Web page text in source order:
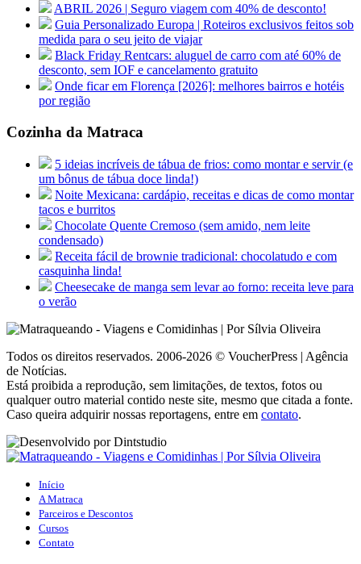
ABRIL 2026 | Seguro viagem com 40% de desconto!
Guia Personalizado Europa | Roteiros exclusivos feitos sob
medida para o seu jeito de viajar
Black Friday Rentcars: aluguel de carro com até 60% de
desconto, sem IOF e cancelamento gratuito
Onde ficar em Florença [2026]: melhores bairros e hotéis
por região
Cozinha da Matraca
5 ideias incríveis de tábua de frios: como montar e servir (e
um bônus de tábua doce linda!)
Noite Mexicana: cardápio, receitas e dicas de como montar
tacos e burritos
Chocolate Quente Cremoso (sem amido, nem leite
condensado)
Receita fácil de brownie tradicional: chocolatudo e com
casquinha linda!
Cheesecake de manga sem levar ao forno: receita leve para
o verão
Todos os direitos reservados. 2006-2026 © VoucherPress | Agência
de Notícias.
Está proibida a reprodução, sem limitações, de textos, fotos ou
qualquer outro material contido neste site, mesmo que citada a fonte.
Caso queira adquirir nossas reportagens, entre em contato.
Início
A Matraca
Parceiros e Descontos
Cursos
Contato